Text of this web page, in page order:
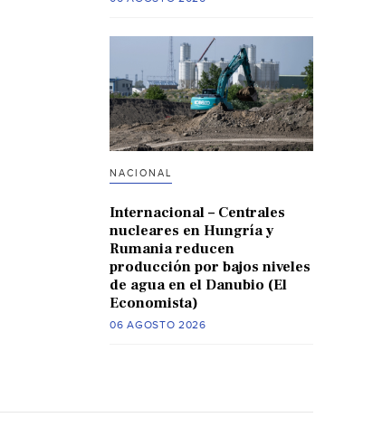
NACIONAL
Internacional – Centrales
nucleares en Hungría y
Rumania reducen
producción por bajos niveles
de agua en el Danubio (El
Economista)
06 AGOSTO 2026